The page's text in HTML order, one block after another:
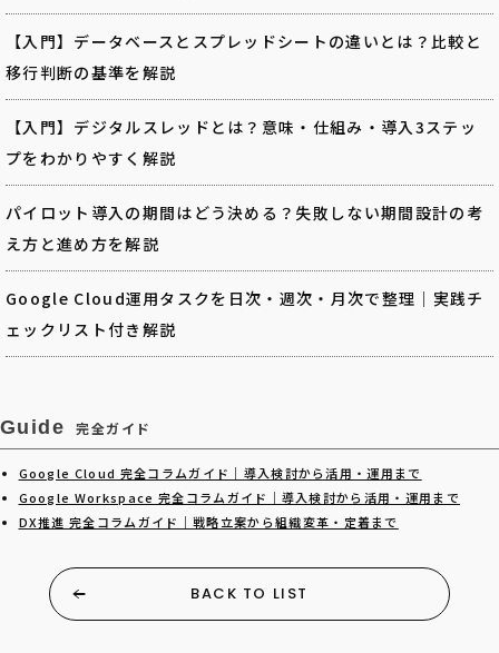
【入門】データベースとスプレッドシートの違いとは？比較と
移行判断の基準を解説
【入門】デジタルスレッドとは？意味・仕組み・導入3ステッ
プをわかりやすく解説
パイロット導入の期間はどう決める？失敗しない期間設計の考
え方と進め方を解説
Google Cloud運用タスクを日次・週次・月次で整理｜実践チ
ェックリスト付き解説
Guide 完全ガイド
Google Cloud 完全コラムガイド｜導入検討から活用・運用まで
Google Workspace 完全コラムガイド｜導入検討から活用・運用まで
DX推進 完全コラムガイド｜戦略立案から組織変革・定着まで
BACK TO LIST